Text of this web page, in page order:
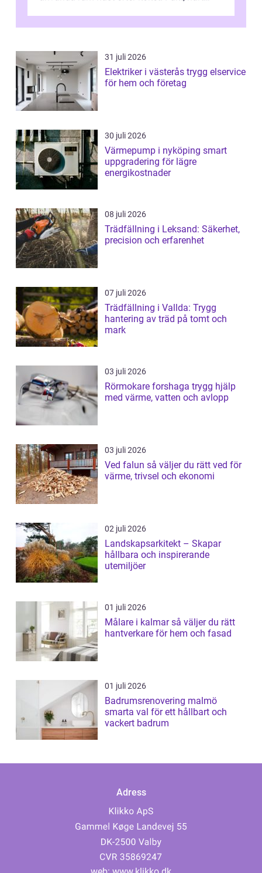
...
31 juli 2026
Elektriker i västerås trygg elservice
för hem och företag
30 juli 2026
Värmepump i nyköping smart
uppgradering för lägre
energikostnader
08 juli 2026
Trädfällning i Leksand: Säkerhet,
precision och erfarenhet
07 juli 2026
Trädfällning i Vallda: Trygg
hantering av träd på tomt och
mark
03 juli 2026
Rörmokare forshaga trygg hjälp
med värme, vatten och avlopp
03 juli 2026
Ved falun så väljer du rätt ved för
värme, trivsel och ekonomi
02 juli 2026
Landskapsarkitekt – Skapar
hållbara och inspirerande
utemiljöer
01 juli 2026
Målare i kalmar så väljer du rätt
hantverkare för hem och fasad
01 juli 2026
Badrumsrenovering malmö
smarta val för ett hållbart och
vackert badrum
Adress